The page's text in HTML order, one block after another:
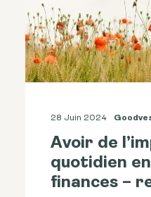
28 Juin 2024
Avoir de
quotidien
finances –